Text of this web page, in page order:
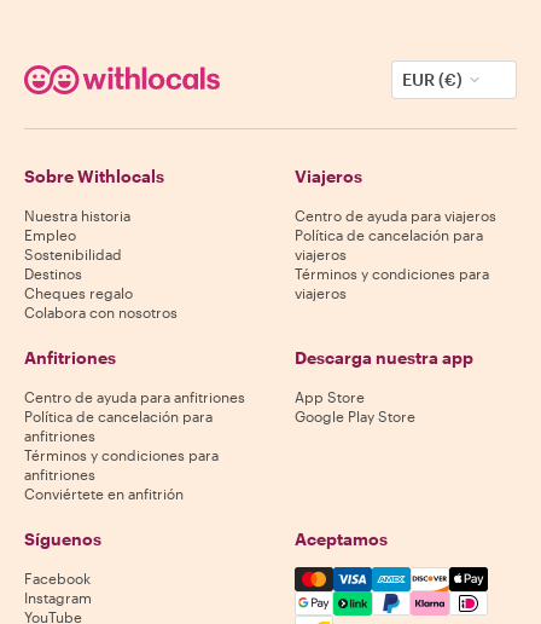
EUR (€)
Sobre Withlocals
Nuestra historia
Empleo
Sostenibilidad
Destinos
Cheques regalo
Colabora con nosotros
Viajeros
Centro de ayuda para viajeros
Política de cancelación para
viajeros
Términos y condiciones para
viajeros
Anfitriones
Centro de ayuda para anfitriones
Política de cancelación para
anfitriones
Términos y condiciones para
anfitriones
Conviértete en anfitrión
Descarga nuestra app
App Store
Google Play Store
Síguenos
Facebook
Instagram
YouTube
Aceptamos
Mastercard, Visa, Amex,